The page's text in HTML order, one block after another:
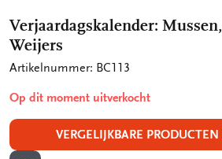
Verjaardagskalender:
Weijers
Artikelnummer: BC113
Op dit moment uitverkocht
VERGELIJKBARE PRODUCTEN